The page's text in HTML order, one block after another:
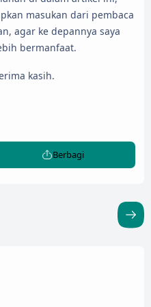
masukan dari pembaca
agar ke depannya saya
bermanfaat.
kasih.
Berbagi